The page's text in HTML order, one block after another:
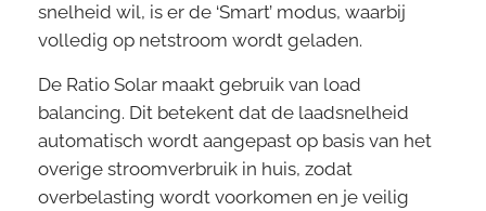
snelheid wil, is er de ‘Smart’ modus, waarbij
volledig op netstroom wordt geladen.
De Ratio Solar maakt gebruik van load
balancing. Dit betekent dat de laadsnelheid
automatisch wordt aangepast op basis van het
overige stroomverbruik in huis, zodat
overbelasting wordt voorkomen en je veilig